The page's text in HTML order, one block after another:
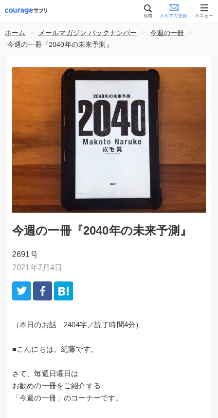
ホーム > メールマガジン バックナンバー > 今週の一冊
>
今週の一冊『2040年の未来予測』
今週の一冊『2040年の未来予測』
2691号
2021年7月4日
（本日のお話 2404字／読了時間4分）
■こんにちは。紀藤です。
さて、毎週日曜日は
お勧めの一冊をご紹介する
「今週の一冊」のコーナーです。